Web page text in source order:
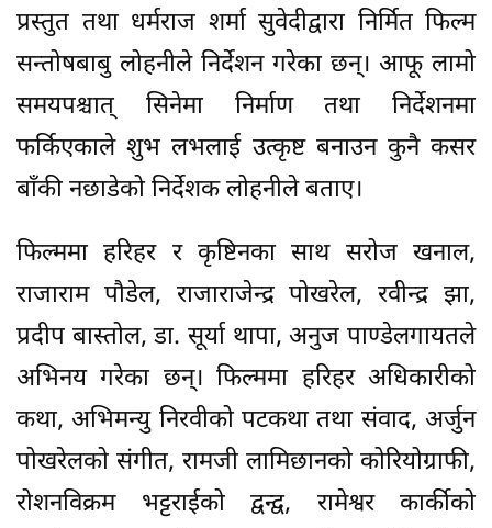
प्रस्तुत तथा धर्मराज शर्मा सुवेदीद्वारा निर्मित फिल्म
सन्तोषबाबु लोहनीले निर्देशन गरेका छन्। आफू लामो
समयपश्चात् सिनेमा निर्माण तथा निर्देशनमा
फर्किएकाले शुभ लभलाई उत्कृष्ट बनाउन कुनै कसर
बाँकी नछाडेको निर्देशक लोहनीले बताए।
फिल्ममा हरिहर र कृष्टिनका साथ सरोज खनाल,
राजाराम पौडेल, राजाराजेन्द्र पोखरेल, रवीन्द्र झा,
प्रदीप बास्तोल, डा. सूर्या थापा, अनुज पाण्डेलगायतले
अभिनय गरेका छन्। फिल्ममा हरिहर अधिकारीको
कथा, अभिमन्यु निरवीको पटकथा तथा संवाद, अर्जुन
पोखरेलको संगीत, रामजी लामिछानको कोरियोग्राफी,
रोशनविक्रम भट्टराईको द्वन्द्व, रामेश्वर कार्कीको